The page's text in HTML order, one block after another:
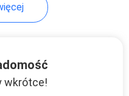
wkrótce!